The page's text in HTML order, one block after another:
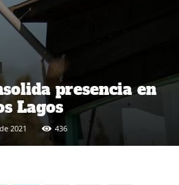
presencia en
Lagos
2021 436